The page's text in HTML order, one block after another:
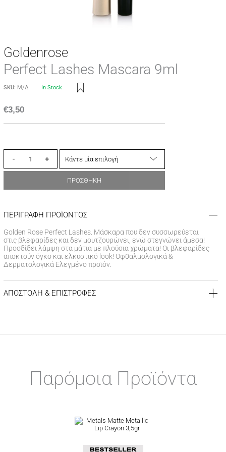
Goldenrose
Perfect Lashes Mascara 9ml
SKU: Μ/Δ In Stock
€3,50
- +
ΠΡΟΣΘΗΚΗ
ΠΕΡΙΓΡΑΦΗ ΠΡΟΪΟΝΤΟΣ
Golden Rose Perfect Lashes. Μάσκαρα που δεν συσσωρεύεται
στις βλεφαρίδες και δεν μουτζουρώνει, ενώ στεγνώνει άμεσα!
Προσδίδει λάμψη στα μάτια με πλούσια χρώματα! Οι βλεφαρίδες
αποκτούν όγκο και ελκυστικό look! Οφθαλμολογικά &
Δερματολογικά Ελεγμένο προϊόν.
ΑΠΟΣΤΟΛΗ & ΕΠΙΣΤΡΟΦΕΣ
Έξοδα αποστολής3,99 €για αγορές κάτω των 39€
ημερών
Αποστολή σε νησιωτικούς προορισμούς εντός 1-3 εργάσιμων
ΠΟΛΙΤΙΚΗ ΕΠΙΣΤΡΟΦΩΝ
προϊόν ή το σύνολο της παραγγελίας σας, είμαστε στην
Παρόμοια Προϊόντα
προϊόν
έχει
πολλαπλές
Οι